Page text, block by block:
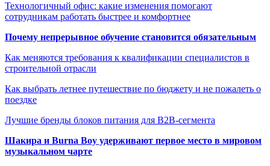
Технологичный офис: какие изменения помогают
сотрудникам работать быстрее и комфортнее
Почему непрерывное обучение становится обязательным
Как меняются требования к квалификации специалистов в
строительной отрасли
Как выбрать летнее путешествие по бюджету и не пожалеть о
поездке
Лучшие бренды блоков питания для B2B-сегмента
Шакира и Burna Boy удерживают первое место в мировом
музыкальном чарте